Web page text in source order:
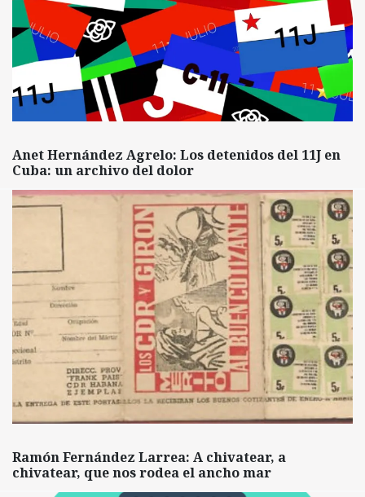
Anet Hernández Agrelo: Los detenidos del 11J en
Cuba: un archivo del dolor
Ramón Fernández Larrea: A chivatear, a
chivatear, que nos rodea el ancho mar